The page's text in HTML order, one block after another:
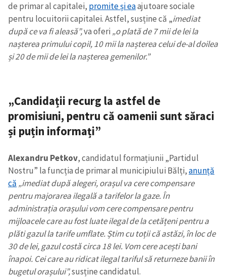
de primar al capitalei, promite și eaajutoare sociale
pentru locuitorii capitalei. Astfel, susține că „imediat
după ce va fi aleasă”,va oferi„o plată de 7 mii de lei la
nașterea primului copil, 10 mii la nașterea celui de-al doilea
și 20 de mii de lei la nașterea gemenilor.”
„Candidații recurg la astfel de
promisiuni, pentru că oamenii sunt săraci
și puțin informați”
Alexandru Petkov, candidatul formațiunii „Partidul
Nostru” la funcția de primar al municipiului Bălți,anunță
că „imediat după alegeri, orașul va cere compensare
pentru majorarea ilegală a tarifelor la gaze. În
administrația orașului vom cere compensare pentru
mijloacele care au fost luate ilegal de la cetățeni pentru a
plăti gazul la tarife umflate. Știm cu toții că astăzi, în loc de
30 de lei, gazul costă circa 18 lei. Vom cere acești bani
înapoi. Cei care au ridicat ilegal tariful să returneze banii în
bugetul orașului”,susține candidatul.